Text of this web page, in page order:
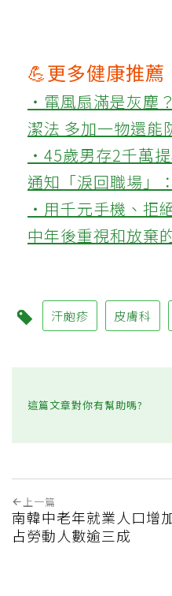
💪更多健康推薦
‧電風扇滿是灰塵
潔法 多加一物還能
‧45歲男存2千萬
通知「淚回職場」
‧用千元手機、拒
中年後重視和放棄
汗皰疹 皮膚科
這篇文章對你有幫助嗎?
上一篇
南韓中老年就業人口增
占勞動人數逾三成